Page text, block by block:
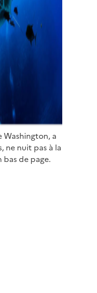
Washington, a
ne nuit pas à la
de page.